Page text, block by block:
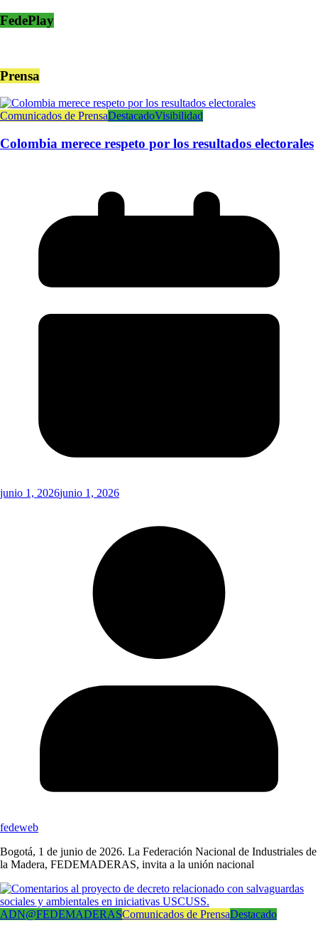
FedePlay
Prensa
Comunicados de PrensaDestacadoVisibilidad
Colombia merece respeto por los resultados electorales
junio 1, 2026junio 1, 2026
fedeweb
Bogotá, 1 de junio de 2026. La Federación Nacional de Industriales de
la Madera, FEDEMADERAS, invita a la unión nacional
ADN@FEDEMADERASComunicados de PrensaDestacado